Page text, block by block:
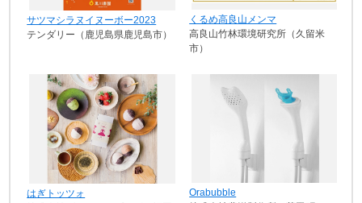
サツマシラヌイヌーボー2023
テンダリー（鹿児島県鹿児島市）
くるめ高良山メンマ
高良山竹林環境研究所（久留米
市）
はぎトッツォ
Orabubble